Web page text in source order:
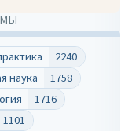
2240
наука
1758
1716
1101